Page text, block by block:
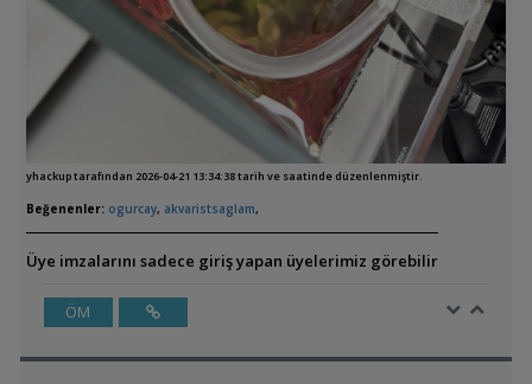
yhackup tarafından 2026-04-21 13:34:38 tarih ve saatinde düzenlenmiştir.
Beğenenler: ogurcay, akvaristsaglam,
Üye imzalarını sadece giriş yapan üyelerimiz görebilir
ÖM